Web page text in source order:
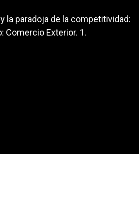
la paradoja de la competitividad:
Comercio Exterior. 1.